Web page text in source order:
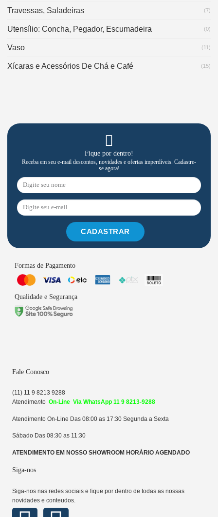
Travessas, Saladeiras (7)
Utensílio: Concha, Pegador, Escumadeira (0)
Vaso (11)
Xícaras e Acessórios De Chá e Café (15)
Fique por dentro!
Receba em seu e-mail descontos, novidades e ofertas imperdíveis. Cadastre-
se agora!
CADASTRAR
Formas de Pagamento
Qualidade e Segurança
Fale Conosco
(11) 11 9 8213 9288
Atendimento On-Line Via WhatsApp 11 9 8213-9288
Atendimento On-Line Das 08:00 as 17:30 Segunda a Sexta
Sábado Das 08:30 as 11:30
ATENDIMENTO EM NOSSO SHOWROOM HORÁRIO AGENDADO
Siga-nos
Siga-nos nas redes sociais e fique por dentro de todas as nossas
novidades e conteudos.